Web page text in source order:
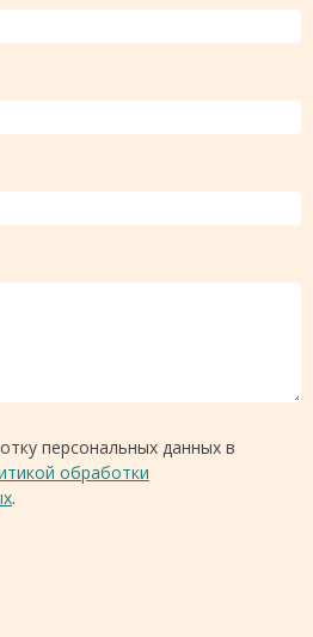
персональных данных в
обработки
.